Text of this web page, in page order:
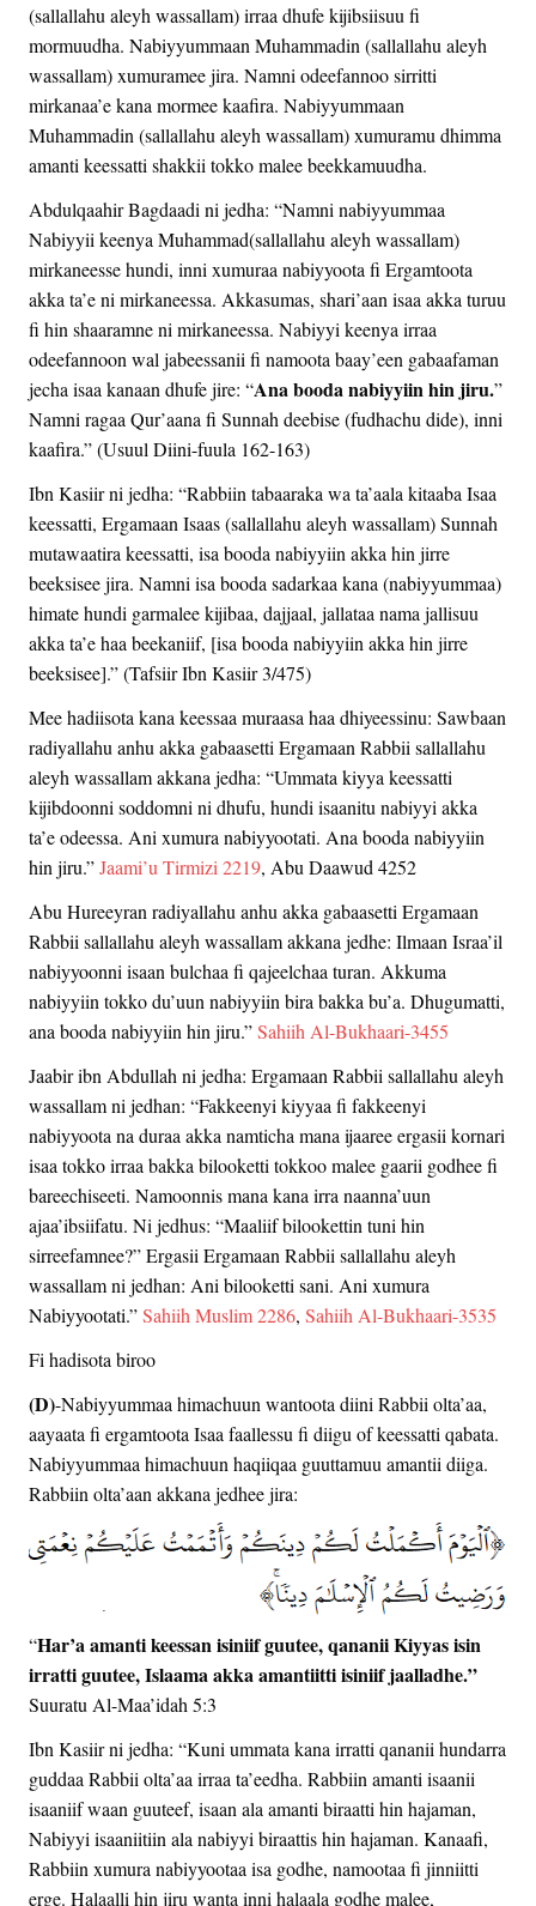
(sallallahu aleyh wassallam) irraa dhufe kijibsiisuu fi
mormuudha. Nabiyyummaan Muhammadin (sallallahu aleyh
wassallam) xumuramee jira. Namni odeefannoo sirritti
mirkanaa’e kana mormee kaafira. Nabiyyummaan
Muhammadin (sallallahu aleyh wassallam) xumuramu dhimma
amanti keessatti shakkii tokko malee beekkamuudha.
Abdulqaahir Bagdaadi ni jedha: “Namni nabiyyummaa
Nabiyyii keenya Muhammad(sallallahu aleyh wassallam)
mirkaneesse hundi, inni xumuraa nabiyyoota fi Ergamtoota
akka ta’e ni mirkaneessa. Akkasumas, shari’aan isaa akka turuu
fi hin shaaramne ni mirkaneessa. Nabiyyi keenya irraa
odeefannoon wal jabeessanii fi namoota baay’een gabaafaman
jecha isaa kanaan dhufe jire: “Ana booda nabiyyiin hin jiru.”
Namni ragaa Qur’aana fi Sunnah deebise (fudhachu dide), inni
kaafira.” (Usuul Diini-fuula 162-163)
Ibn Kasiir ni jedha: “Rabbiin tabaaraka wa ta’aala kitaaba Isaa
keessatti, Ergamaan Isaas (sallallahu aleyh wassallam) Sunnah
mutawaatira keessatti, isa booda nabiyyiin akka hin jirre
beeksisee jira. Namni isa booda sadarkaa kana (nabiyyummaa)
himate hundi garmalee kijibaa, dajjaal, jallataa nama jallisuu
akka ta’e haa beekaniif, [isa booda nabiyyiin akka hin jirre
beeksisee].” (Tafsiir Ibn Kasiir 3/475)
Mee hadiisota kana keessaa muraasa haa dhiyeessinu: Sawbaan
radiyallahu anhu akka gabaasetti Ergamaan Rabbii sallallahu
aleyh wassallam akkana jedha: “Ummata kiyya keessatti
kijibdoonni soddomni ni dhufu, hundi isaanitu nabiyyi akka
ta’e odeessa. Ani xumura nabiyyootati. Ana booda nabiyyiin
hin jiru.”Jaami’u Tirmizi 2219, Abu Daawud 4252
Abu Hureeyran radiyallahu anhu akka gabaasetti Ergamaan
Rabbii sallallahu aleyh wassallam akkana jedhe: Ilmaan Israa’il
nabiyyoonni isaan bulchaa fi qajeelchaa turan. Akkuma
nabiyyiin tokko du’uun nabiyyiin bira bakka bu’a. Dhugumatti,
ana booda nabiyyiin hin jiru.”Sahiih Al-Bukhaari-3455
Jaabir ibn Abdullah ni jedha: Ergamaan Rabbii sallallahu aleyh
wassallam ni jedhan: “Fakkeenyi kiyyaa fi fakkeenyi
nabiyyoota na duraa akka namticha mana ijaaree ergasii kornari
isaa tokko irraa bakka bilooketti tokkoo malee gaarii godhee fi
bareechiseeti. Namoonnis mana kana irra naanna’uun
ajaa’ibsiifatu. Ni jedhus: “Maaliif bilookettin tuni hin
sirreefamnee?” Ergasii Ergamaan Rabbii sallallahu aleyh
wassallam ni jedhan: Ani bilooketti sani. Ani xumura
Nabiyyootati.”Sahiih Muslim 2286, Sahiih Al-Bukhaari-3535
Fi hadisota biroo
(D)-Nabiyyummaa himachuun wantoota diini Rabbii olta’aa,
aayaata fi ergamtoota Isaa faallessu fi diigu of keessatti qabata.
Nabiyyummaa himachuun haqiiqaa guuttamuu amantii diiga.
Rabbiin olta’aan akkana jedhee jira:
“Har’a amanti keessan isiniif guutee, qananii Kiyyas isin
irratti guutee, Islaama akka amantiitti isiniif jaalladhe.”
Suuratu Al-Maa’idah 5:3
Ibn Kasiir ni jedha: “Kuni ummata kana irratti qananii hundarra
guddaa Rabbii olta’aa irraa ta’eedha. Rabbiin amanti isaanii
isaaniif waan guuteef, isaan ala amanti biraatti hin hajaman,
Nabiyyi isaaniitiin ala nabiyyi biraattis hin hajaman. Kanaafi,
Rabbiin xumura nabiyyootaa isa godhe, namootaa fi jinniitti
erge. Halaalli hin jiru wanta inni halaala godhe malee,